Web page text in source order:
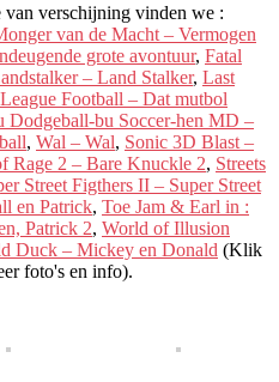
verschijning vinden we :
van de Macht – Vermogen
grote avontuur, Fatal
– Land Stalker, Last
Football – Dat mutbol
Dodgeball-bu Soccer-hen MD –
, Wal – Wal, Sonic 3D Blast –
Rage 2 – Bare Knuckle 2, Streets
Street Figthers II – Super Street
en Patrick, Toe Jam & Earl in :
Patrick 2, World of Illusion
Duck – Mickey en Donald (Klik
foto's en info).